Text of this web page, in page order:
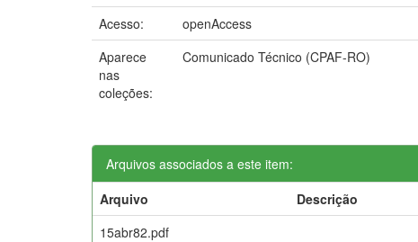
Acesso:
openAccess
Aparece
nas
coleções:
Comunicado Técnico (CPAF-RO)
Arquivos associados a este item:
Arquivo
Descrição
15abr82.pdf